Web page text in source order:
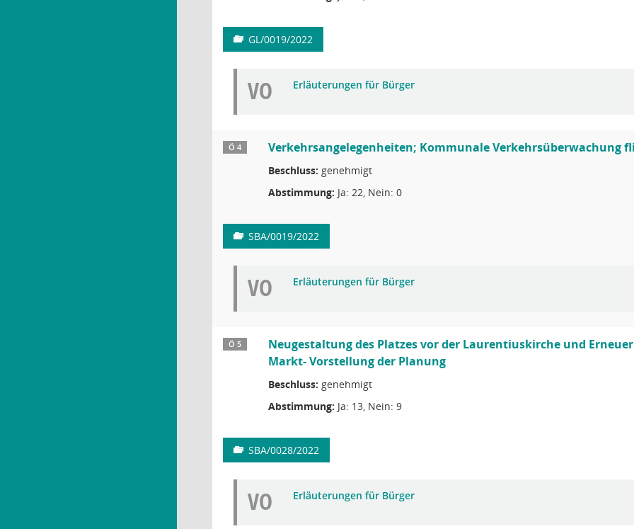
GL/0019/2022
VO Erläuterungen für Bürger
Ö 4 Verkehrsangelegenheiten; Kommunale Verkehrsüberwachung
Beschluss: genehmigt
Abstimmung: Ja: 22, Nein: 0
SBA/0019/2022
VO Erläuterungen für Bürger
Ö 5
Neugestaltung des Platzes vor der Laurentiuskirche und
Markt- Vorstellung der Planung
Beschluss: genehmigt
Abstimmung: Ja: 13, Nein: 9
SBA/0028/2022
VO Erläuterungen für Bürger